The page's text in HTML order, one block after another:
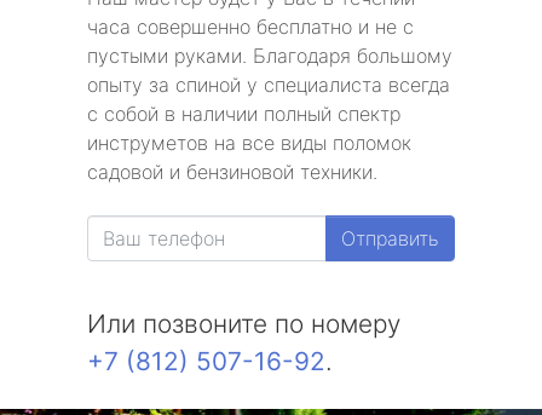
часа совершенно бесплатно и не с
пустыми руками. Благодаря большому
опыту за спиной у специалиста всегда
с собой в наличии полный спектр
инструметов на все виды поломок
садовой и бензиновой техники.
Отправить
Или позвоните по номеру
+7 (812) 507-16-92.